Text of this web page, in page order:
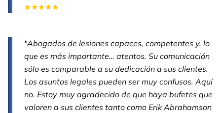
★★★★★
"Abogados de lesiones capaces, competentes y, lo
que es más importante… atentos. Su comunicación
sólo es comparable a su dedicación a sus clientes.
Los asuntos legales pueden ser muy confusos. Aquí
no. Estoy muy agradecido de que haya bufetes que
valoren a sus clientes tanto como Erik Abrahamson